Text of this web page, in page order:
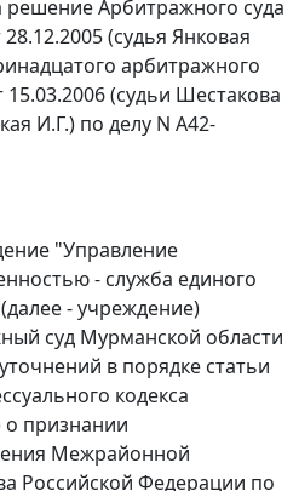
Арбитражного суда
(судья Янковая
арбитражного
(судьи Шестакова
И.Г.) по делу N А42-
"Управление
- служба единого
- учреждение)
суд Мурманской области
в порядке статьи
кодекса
о признании
Межрайонной
Российской Федерации по